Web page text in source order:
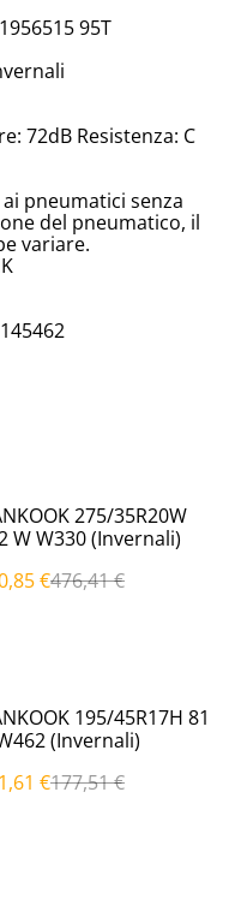
95T
72dB Resistenza: C
pneumatici senza
del pneumatico, il
variare.
275/35R20W
W W330 (Invernali)
€476,41 €
195/45R17H 81
(Invernali)
€177,51 €